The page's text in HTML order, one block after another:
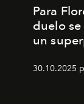
Para
duelo
un
30.10.2025